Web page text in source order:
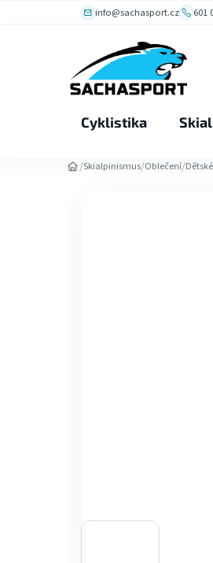
info@sachasport.cz 601
Cyklistika
/Skialpinismus/Oblečení/Dětské